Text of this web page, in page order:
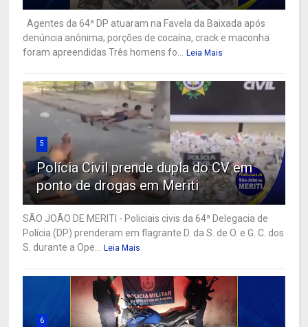
Agentes da 64ª DP atuaram na Favela da Baixada após
denúncia anônima; porções de cocaína, crack e maconha
foram apreendidas Três homens fo... Leia Mais
5
Polícia Civil prende dupla do CV em
ponto de drogas em Meriti
SÃO JOÃO DE MERITI - Policiais civis da 64ª Delegacia de
Polícia (DP) prenderam em flagrante D. da S. de O. e G. C. dos
S. durante a Ope... Leia Mais
6